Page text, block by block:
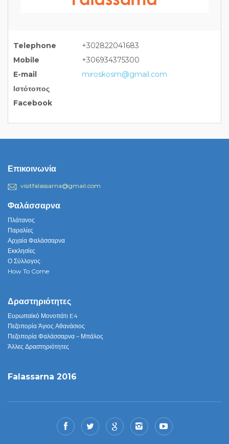
Telephone
+302822041683
Mobile
+306934375300
E-mail
miroskosm@gmail.com
Ιστότοπος
Facebook
Επικοινωνία
visitfalassarna@gmail.com
Φαλάσσαρνα
Πλάτανος
Παραλίες
Αρχαία Φαλάσσαρνα
Εκκλησίες
Ο Σύλλογος
How To Come
Δραστηριότητες
Ευρωπαϊκό Μονοπάτι E4
Πεζοπορία Άγιος Αθανάσιος
Πεζοπορία Φαλάσσαρνα – Μπάλος
Άλλες Δραστηριότητες
Falassarna 2016